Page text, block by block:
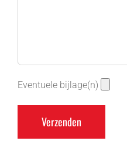
Eventuele bijlage(n)